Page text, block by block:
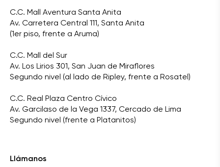
C.C. Mall Aventura Santa Anita
Av. Carretera Central 111, Santa Anita
(1er piso, frente a Aruma)
C.C. Mall del Sur
Av. Los Lirios 301, San Juan de Miraflores
Segundo nivel (al lado de Ripley, frente a Rosatel)
C.C. Real Plaza Centro Cívico
Av. Garcilaso de la Vega 1337, Cercado de Lima
Segundo nivel (frente a Platanitos)
Llámanos